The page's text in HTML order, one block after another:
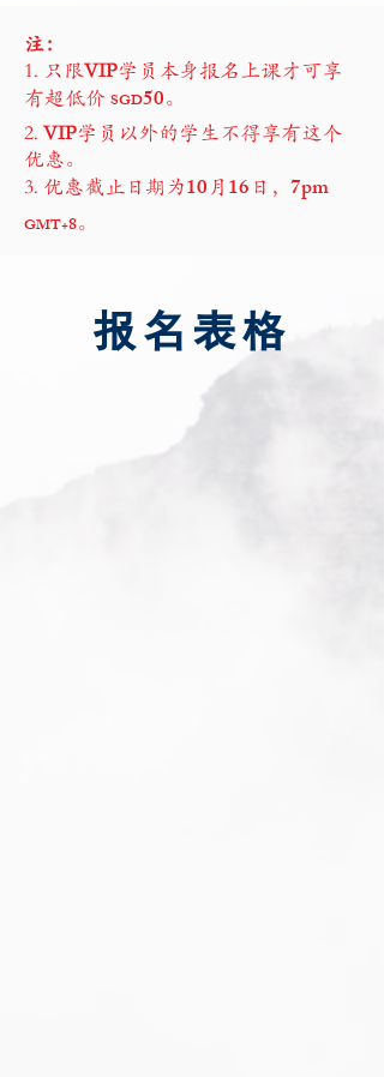
注：
1. 只限VIP学员本身报名上课才可享
有超低价SGD50。
2. VIP学员以外的学生不得享有这个
优惠。
3. 优惠截止日期为10 月 16 日， 7pm
GMT+8。
报名表格